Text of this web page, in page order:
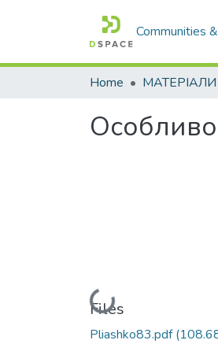
Communities
Home
Loading...
Files
Pliashko83.pdf